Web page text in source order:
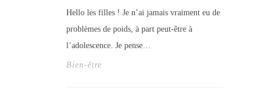
Hello les filles ! Je n’ai jamais vraiment eu de
problèmes de poids, à part peut-être à
l’adolescence. Je pense…
Bien-être